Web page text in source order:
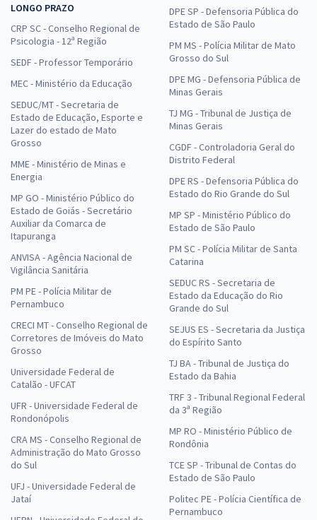
LONGO PRAZO
CRP SC - Conselho Regional de
Psicologia - 12ª Região
SEDF - Professor Temporário
MEC - Ministério da Educação
SEDUC/MT - Secretaria de
Estado de Educação, Esporte e
Lazer do estado de Mato
Grosso
MME - Ministério de Minas e
Energia
MP GO - Ministério Público do
Estado de Goiás - Secretário
Auxiliar da Comarca de
Itapuranga
ANVISA - Agência Nacional de
Vigilância Sanitária
PM PE - Polícia Militar de
Pernambuco
CRECI MT - Conselho Regional de
Corretores de Imóveis do Mato
Grosso
Universidade Federal de
Catalão - UFCAT
UFR - Universidade Federal de
Rondonópolis
CRA MS - Conselho Regional de
Administração do Mato Grosso
do Sul
UFJ - Universidade Federal de
Jataí
DPE SP - Defensoria Pública do
Estado de São Paulo
PM MS - Polícia Militar de Mato
Grosso do Sul
DPE MG - Defensoria Pública de
Minas Gerais
TJ MG - Tribunal de Justiça de
Minas Gerais
CGDF - Controladoria Geral do
Distrito Federal
DPE RS - Defensoria Pública do
Estado do Rio Grande do Sul
MP SP - Ministério Público do
Estado de São Paulo
PM SC - Polícia Militar de Santa
Catarina
SEDUC RS - Secretaria de
Estado da Educação do Rio
Grande do Sul
SEJUS ES - Secretaria da Justiça
do Espírito Santo
TJ BA - Tribunal de Justiça do
Estado da Bahia
TRF 3 - Tribunal Regional Federal
da 3ª Região
MP RO - Ministério Público de
Rondônia
TCE SP - Tribunal de Contas do
Estado de São Paulo
Politec PE - Polícia Científica de
Pernambuco